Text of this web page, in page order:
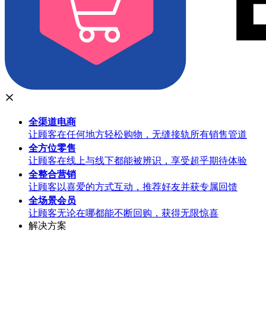
全渠道电商
让顾客在任何地方轻松购物，无缝接轨所有销售管道
全方位零售
让顾客在线上与线下都能被辨识，享受超乎期待体验
全整合营销
让顾客以喜爱的方式互动，推荐好友并获专属回馈
全场景会员
让顾客无论在哪都能不断回购，获得无限惊喜
解决方案